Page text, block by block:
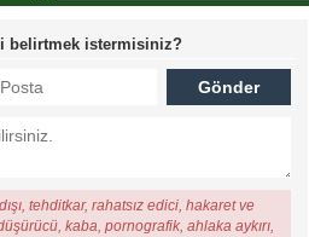
belirtmek istermisiniz?
tehditkar, rahatsız edici, hakaret ve
kaba, pornografik, ahlaka aykırı,